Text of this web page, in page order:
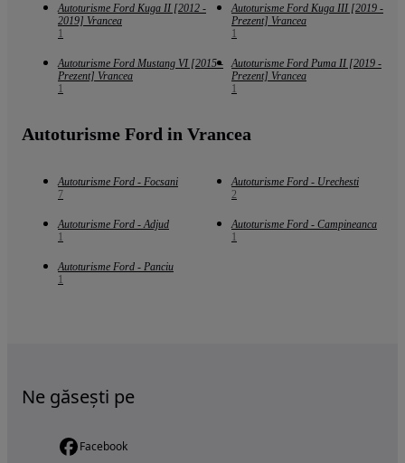
Autoturisme Ford Kuga II [2012 -
2019] Vrancea
1
Autoturisme Ford Kuga III [2019 -
Prezent] Vrancea
1
Autoturisme Ford Mustang VI [2015 -
Prezent] Vrancea
1
Autoturisme Ford Puma II [2019 -
Prezent] Vrancea
1
Autoturisme Ford in Vrancea
Autoturisme Ford - Focsani
7
Autoturisme Ford - Urechesti
2
Autoturisme Ford - Adjud
1
Autoturisme Ford - Campineanca
1
Autoturisme Ford - Panciu
1
Ne găsești pe
Facebook